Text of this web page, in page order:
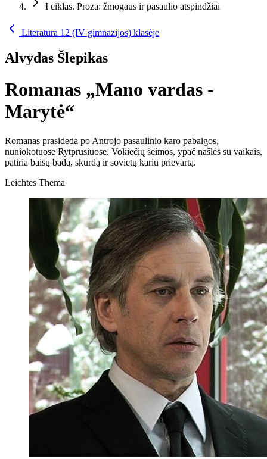
I ciklas. Proza: žmogaus ir pasaulio atspindžiai
Literatūra 12 (IV gimnazijos) klasėje
Alvydas Šlepikas
Romanas „Mano vardas -
Marytė“
Romanas prasideda po Antrojo pasaulinio karo pabaigos,
nuniokotuose Rytprūsiuose. Vokiečių šeimos, ypač našlės su vaikais,
patiria baisų badą, skurdą ir sovietų karių prievartą.
Leichtes Thema